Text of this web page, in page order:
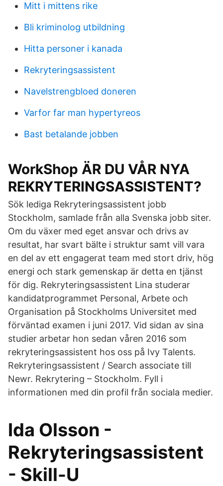
Mitt i mittens rike
Bli kriminolog utbildning
Hitta personer i kanada
Rekryteringsassistent
Navelstrengbloed doneren
Varfor far man hypertyreos
Bast betalande jobben
WorkShop ÄR DU VÅR NYA
REKRYTERINGSASSISTENT?
Sök lediga Rekryteringsassistent jobb
Stockholm, samlade från alla Svenska jobb siter.
Om du växer med eget ansvar och drivs av
resultat, har svart bälte i struktur samt vill vara
en del av ett engagerat team med stort driv, hög
energi och stark gemenskap är detta en tjänst
för dig. Rekryteringsassistent Lina studerar
kandidatprogrammet Personal, Arbete och
Organisation på Stockholms Universitet med
förväntad examen i juni 2017. Vid sidan av sina
studier arbetar hon sedan våren 2016 som
rekryteringsassistent hos oss på Ivy Talents.
Rekryteringsassistent / Search associate till
Newr. Rekrytering – Stockholm. Fyll i
informationen med din profil från sociala medier.
Ida Olsson -
Rekryteringsassistent
- Skill-U